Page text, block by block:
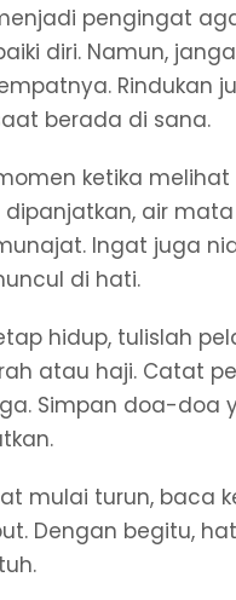
pengingat
diri. Namun,
Rindukan
berada di sana.
ketika melihat
air
Ingat juga
di hati.
hidup, tulislah
atau haji. Catat
Simpan doa-doa
mulai turun, baca
Dengan begitu,